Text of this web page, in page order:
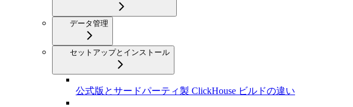
データ管理
セットアップとインストール
公式版とサードパーティ製 ClickHouse ビルドの違い